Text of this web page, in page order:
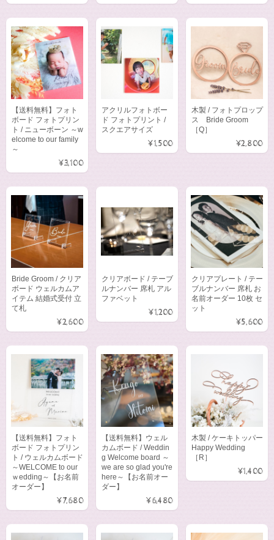
【送料無料】フォト
ボード フォトプリン
ト / ニューボーン ～w
elcome to our family
～
¥3,100
アクリルフォトボー
ド フォトプリント /
スクエアサイズ
¥1,500
木製 / フォトプロップ
ス Bride Groom
［Q］
¥2,800
Bride Groom / クリア
ボード ウェルカムア
イテム 結婚式受付 立
て札
¥2,600
クリアボード / テーブ
ルナンバー 席札 アル
ファベット
¥1,200
クリアプレート / テー
ブルナンバー 席札 お
名前オーダー 10枚 セ
ット
¥5,600
【送料無料】フォト
ボード フォトプリン
ト / ウェルカムボード
～WELCOME to our
ｗedding～【お名前
オーダー】
¥7,680
【送料無料】ウェル
カムボード / Weddin
g Welcome board ～
we are so glad you're
here～【お名前オー
ダー】
¥6,480
木製 / ケーキトッパー
Happy Wedding
［R］
¥1,400